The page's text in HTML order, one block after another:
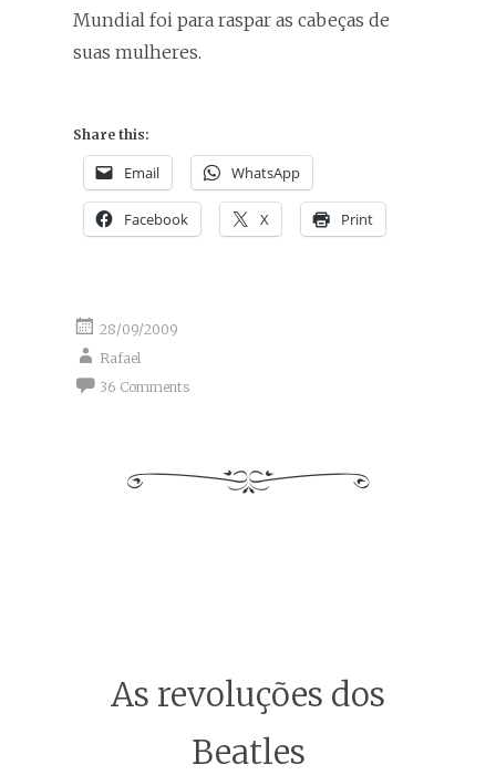
Mundial foi para raspar as cabeças de
suas mulheres.
Share this:
Email WhatsApp
Facebook X Print
28/09/2009
Rafael
36 Comments
As revoluções dos
Beatles